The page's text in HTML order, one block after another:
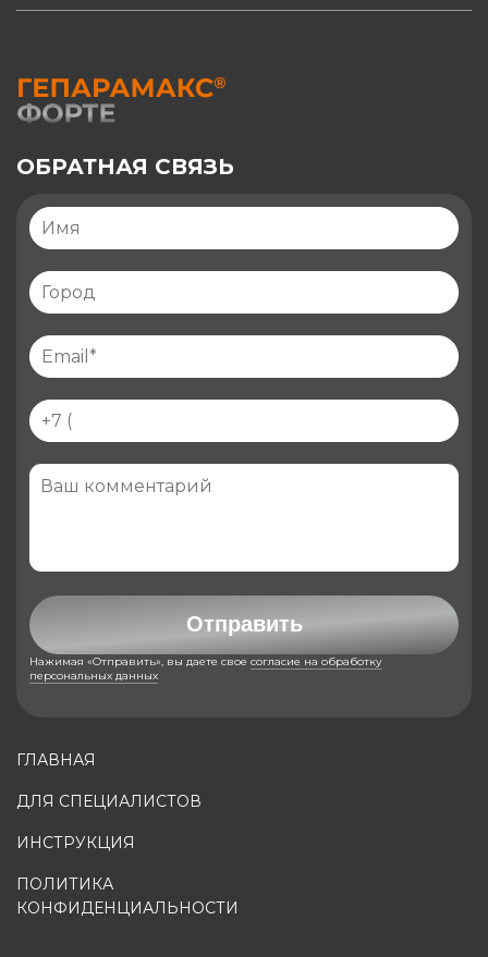
ГЛАВНАЯ
ДЛЯ СПЕЦИАЛИСТОВ
ИНСТРУКЦИЯ
ПОЛИТИКА
КОНФИДЕНЦИАЛЬНОСТИ
ОБРАТНАЯ СВЯЗЬ
Отправить
Нажимая «Отправить», вы даете свое согласие на обработку
персональных данных